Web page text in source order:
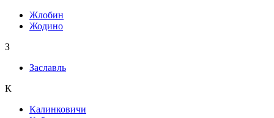
Жлобин
Жодино
З
Заславль
К
Калинковичи